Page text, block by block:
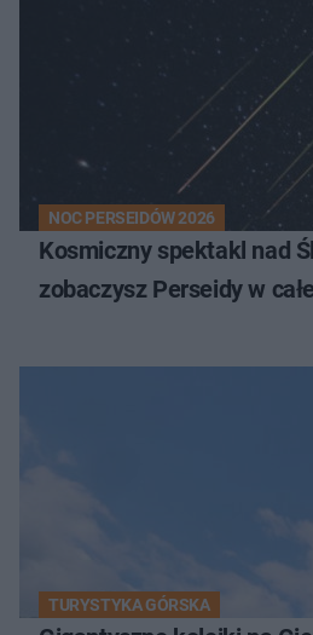
NOC PERSEIDÓW 2026
Kosmiczny spektakl nad
zobaczysz Perseidy w
TURYSTYKA GÓRSKA